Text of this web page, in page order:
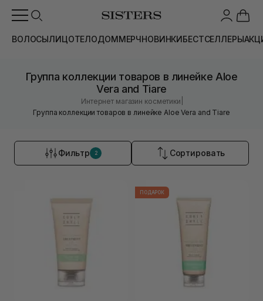
ВОЛОСЫЛИЦОТЕЛОДОММЕРЧНОВИНКИБЕСТСЕЛЛЕРЫ
Группа коллекции товаров в линейке Aloe
Vera and Tiare
Интернет магазин косметики
Группа коллекции товаров в линейке Aloe Vera and Tiare
Фильтр 2 Сортировать
ПОДАРОК